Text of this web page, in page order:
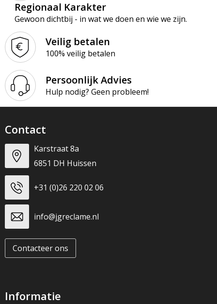
Regionaal Karakter
Gewoon dichtbij - in wat we doen en wie we zijn.
Veilig betalen
100% veilig betalen
Persoonlijk Advies
Hulp nodig? Geen probleem!
Contact
Karstraat 8a
6851 DH Huissen
+31 (0)26 220 02 06
info@jgreclame.nl
Contacteer ons
Informatie